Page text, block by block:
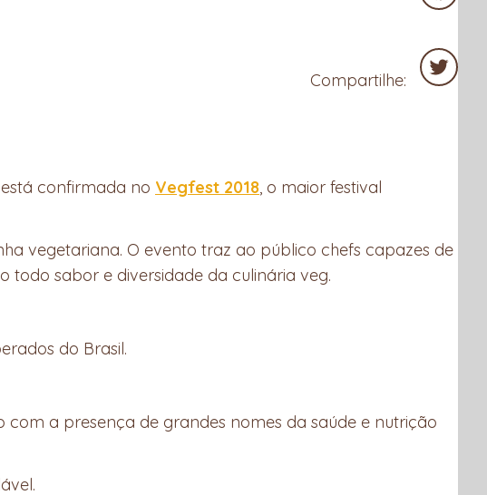
Compartilhe:
confirmada no Vegfest 2018, o maior festival
vegetariana. O evento traz ao público chefs capazes de
todo sabor e diversidade da culinária veg.
do Brasil.
a presença de grandes nomes da saúde e nutrição